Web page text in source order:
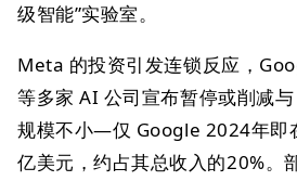
级智能”实验室。
Meta 的投资引发连锁反应，
等多家 AI 公司宣布暂停或削减与
规模不小—仅 Google 2024年即
亿美元，约占其总收入的20%。